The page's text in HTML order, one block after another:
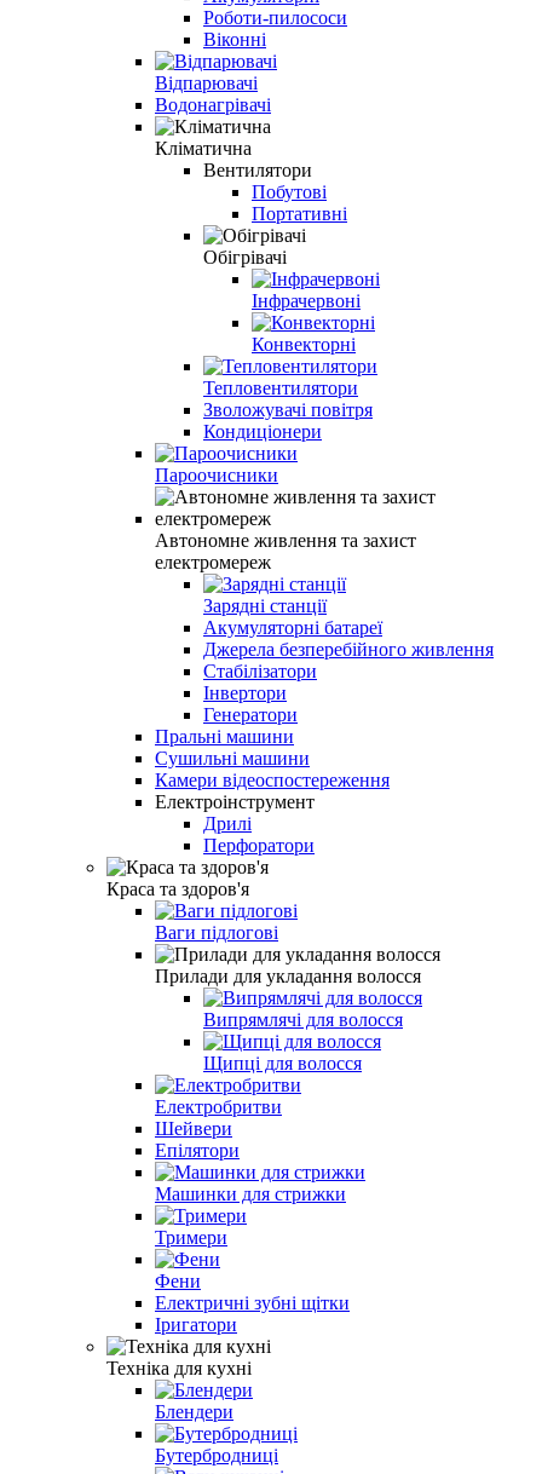
Роботи-пилососи
Віконні
Відпарювачі
Водонагрівачі
Кліматична
Вентилятори
Побутові
Портативні
Обігрівачі
Інфрачервоні
Конвекторні
Тепловентилятори
Зволожувачі повітря
Кондиціонери
Пароочисники
Автономне живлення та захист
електромереж
Зарядні станції
Акумуляторні батареї
Джерела безперебійного живлення
Стабілізатори
Інвертори
Генератори
Пральні машини
Сушильні машини
Камери відеоспостереження
Електроінструмент
Дрилі
Перфоратори
Краса та здоров'я
Ваги підлогові
Прилади для укладання волосся
Випрямлячі для волосся
Щипці для волосся
Електробритви
Шейвери
Епілятори
Машинки для стрижки
Тримери
Фени
Електричні зубні щітки
Іригатори
Техніка для кухні
Блендери
Бутербродниці